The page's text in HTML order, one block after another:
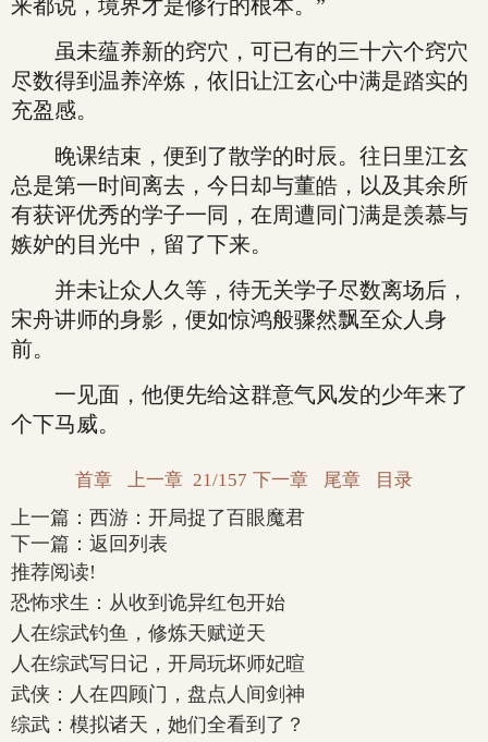
来都说，境界才是修行的根本。”
虽未蕴养新的窍穴，可已有的三十六个窍穴
尽数得到温养淬炼，依旧让江玄心中满是踏实的
充盈感。
晚课结束，便到了散学的时辰。往日里江玄
总是第一时间离去，今日却与董皓，以及其余所
有获评优秀的学子一同，在周遭同门满是羡慕与
嫉妒的目光中，留了下来。
并未让众人久等，待无关学子尽数离场后，
宋舟讲师的身影，便如惊鸿般骤然飘至众人身
前。
一见面，他便先给这群意气风发的少年来了
个下马威。
首章 上一章 21/157 下一章 尾章 目录
上一篇： 西游：开局捉了百眼魔君
下一篇： 返回列表
推荐阅读!
恐怖求生：从收到诡异红包开始
人在综武钓鱼，修炼天赋逆天
人在综武写日记，开局玩坏师妃暄
武侠：人在四顾门，盘点人间剑神
综武：模拟诸天，她们全看到了？